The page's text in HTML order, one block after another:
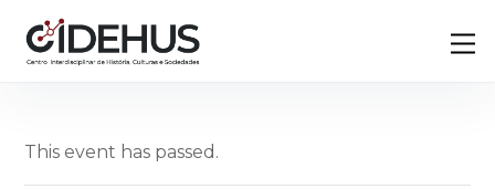
content
This event has passed.